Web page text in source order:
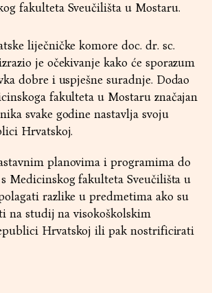
fakulteta Sveučilišta u Mostaru.
liječničke komore doc. dr. sc.
je očekivanje kako će sporazum
dobre i uspješne suradnje. Dodao
fakulteta u Mostaru značajan
svake godine nastavlja svoju
Hrvatskoj.
planovima i programima do
Medicinskog fakulteta Sveučilišta u
razlike u predmetima ako su
na studij na visokoškolskim
Hrvatskoj ili pak nostrificirati